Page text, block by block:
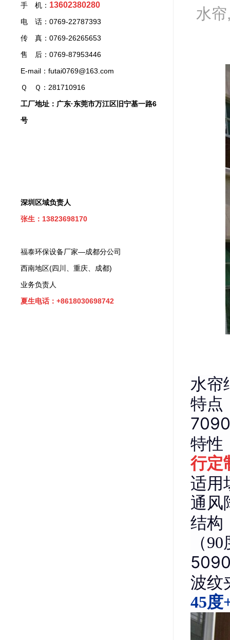
水
水帘
特点
特性
行定
适用
通风
结构
（
波纹
45度
手 机： 13602380280
电 话：0769-22787393
传 真：0769-26265653
售 后：0769-87953446
E-mail：futai0769@163.com
Ｑ Ｑ：281710916
工厂地址：广东·东莞市万江区旧宁基一路6
号
深圳区域负责人
张生：13823698170
福泰环保设备厂家—成都分公司
西南地区(四川、重庆、成都)
业务负责人
夏生电话：+8618030698742